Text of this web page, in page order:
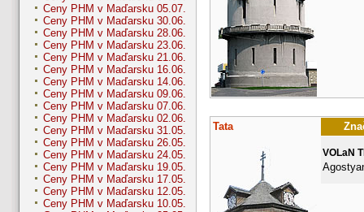
Ceny PHM v Maďarsku 05.07.
Ceny PHM v Maďarsku 30.06.
Ceny PHM v Maďarsku 28.06.
Ceny PHM v Maďarsku 23.06.
Ceny PHM v Maďarsku 21.06.
Ceny PHM v Maďarsku 16.06.
Ceny PHM v Maďarsku 14.06.
Ceny PHM v Maďarsku 09.06.
Ceny PHM v Maďarsku 07.06.
Ceny PHM v Maďarsku 02.06.
Ceny PHM v Maďarsku 31.05.
Ceny PHM v Maďarsku 26.05.
Ceny PHM v Maďarsku 24.05.
Ceny PHM v Maďarsku 19.05.
Ceny PHM v Maďarsku 17.05.
Ceny PHM v Maďarsku 12.05.
Ceny PHM v Maďarsku 10.05.
Tata
VOLaN